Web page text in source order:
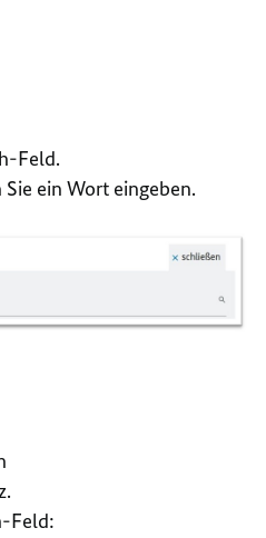
Feld.
ein Wort eingeben.
Feld: